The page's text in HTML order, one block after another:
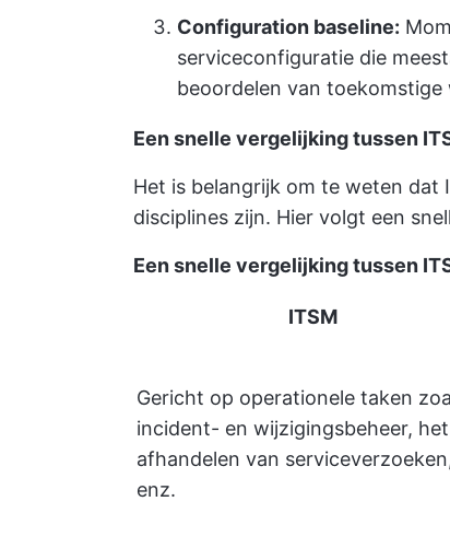
Configuration baseline:
serviceconfiguratie die
beoordelen van toekomstige
Een snelle vergelijking tussen
Het is belangrijk om te weten dat
disciplines zijn. Hier volgt een
Een snelle vergelijking tussen
ITSM
Gericht op operationele taken
incident- en wijzigingsbeheer, het
afhandelen van
enz.